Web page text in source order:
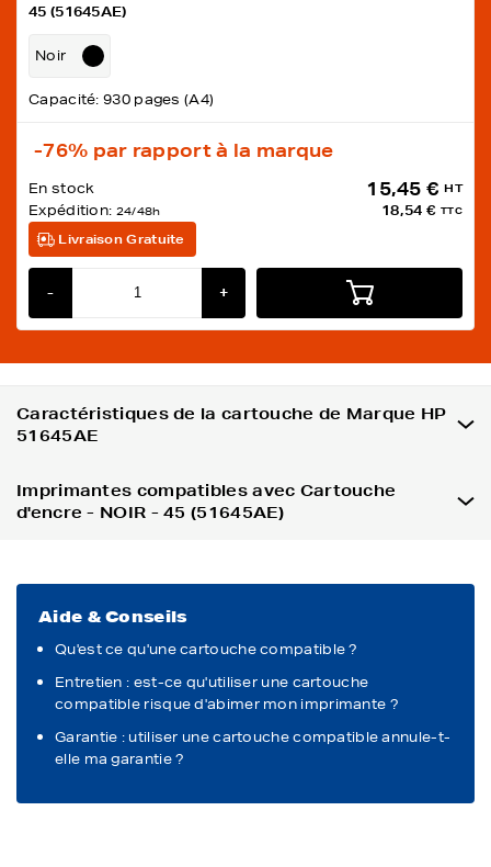
45 (51645AE)
Noir
Capacité: 930 pages (A4)
-76% par rapport à la marque
En stock
Expédition: 24/48h
15,45 € HT
18,54 € TTC
Livraison Gratuite
- +
Caractéristiques de la cartouche de Marque HP
51645AE
Imprimantes compatibles avec Cartouche
d'encre - NOIR - 45 (51645AE)
Aide & Conseils
Qu'est ce qu'une cartouche compatible ?
Entretien : est-ce qu'utiliser une cartouche
compatible risque d'abimer mon imprimante ?
Garantie : utiliser une cartouche compatible annule-t-
elle ma garantie ?